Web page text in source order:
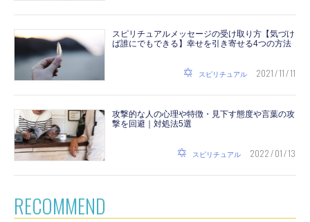
スピリチュアルメッセージの受け取り方【気づけ
ば誰にでもできる】幸せを引き寄せる4つの方法
スピリチュアル 2021 / 11 / 11
攻撃的な人の心理や特徴・見下す態度や言葉の攻
撃を回避｜対処法5選
スピリチュアル 2022 / 01 / 13
RECOMMEND